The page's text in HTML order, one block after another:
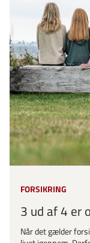
FORSIKRING
3 ud af 4 er
Når det gælder